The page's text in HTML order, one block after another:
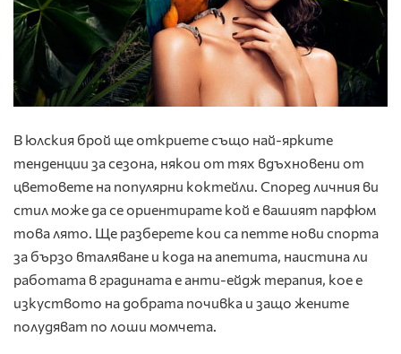
В юлския брой ще откриете също най-ярките
тенденции за сезона, някои от тях вдъхновени от
цветовете на популярни коктейли. Според личния ви
стил може да се ориентирате кой е вашият парфюм
това лято. Ще разберете кои са петте нови спорта
за бързо вталяване и кода на апетита, наистина ли
работата в градината е анти-ейдж терапия, кое е
изкуството на добрата почивка и защо жените
полудяват по лоши момчета.